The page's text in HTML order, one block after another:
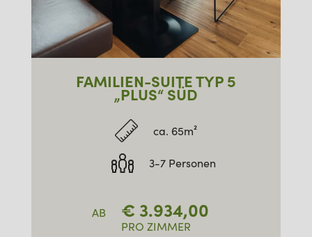
FAMILIEN-SUITE TYP 5
„PLUS“ SÜD
ca. 65m²
3-7 Personen
AB € 3.934,00
PRO ZIMMER